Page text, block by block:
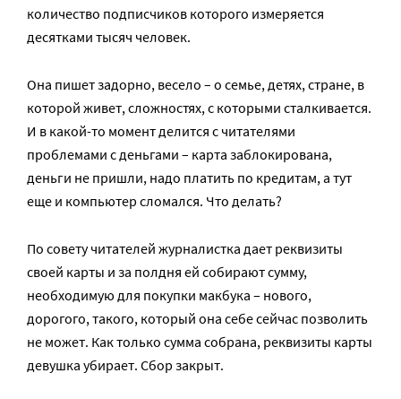
количество подписчиков которого измеряется
десятками тысяч человек.
Она пишет задорно, весело – о семье, детях, стране, в
которой живет, сложностях, с которыми сталкивается.
И в какой-то момент делится с читателями
проблемами с деньгами – карта заблокирована,
деньги не пришли, надо платить по кредитам, а тут
еще и компьютер сломался. Что делать?
По совету читателей журналистка дает реквизиты
своей карты и за полдня ей собирают сумму,
необходимую для покупки макбука – нового,
дорогого, такого, который она себе сейчас позволить
не может. Как только сумма собрана, реквизиты карты
девушка убирает. Сбор закрыт.